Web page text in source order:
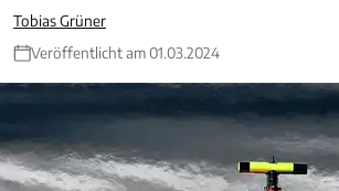
Tobias Grüner
Veröffentlicht am 01.03.2024